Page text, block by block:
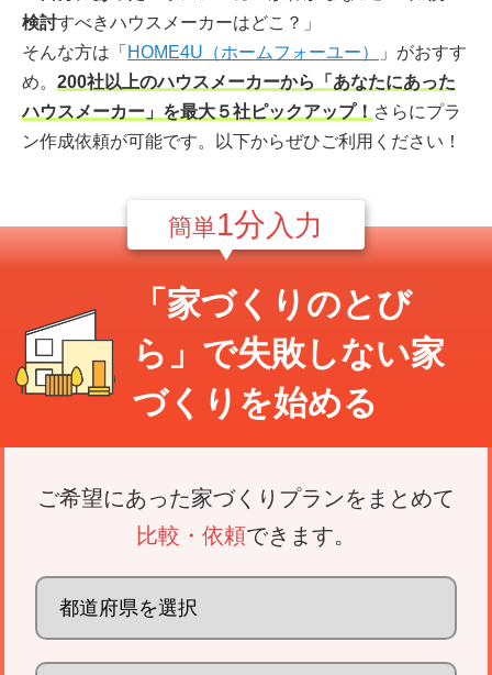
検討すべきハウスメーカーはどこ？」
そんな方は「 HOME4U（ホームフォーユー）
」がおすす
め。 200社以上のハウスメーカーから「あなたにあった
ハウスメーカー」を最大５社ピックアップ！ さらにプラ
ン作成依頼が可能です。以下からぜひご利用ください！
簡単1分 入力
「家づくりのとび
ら」で失敗しない家
づくり を始める
ご希望にあった家づくりプランをまとめて
比較・依頼できます。